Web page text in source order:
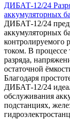
ДИБАТ-12/24
аккумуляторных
ДИБАТ-12/24
аккумуляторных
контролируемого
током. В процессе
разряда,
остаточной
Благодаря
ДИБАТ-12/24
обслуживания
подстанциях,